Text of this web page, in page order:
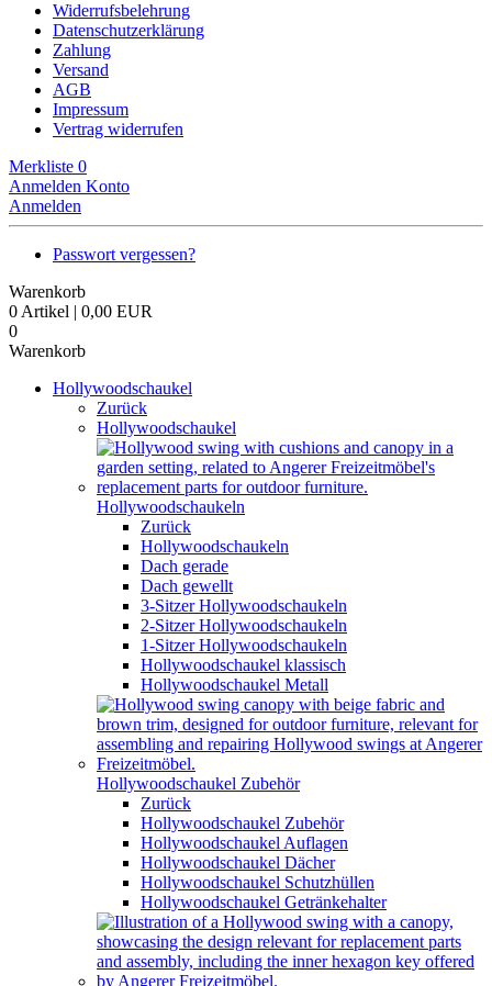
Widerrufsbelehrung
Datenschutzerklärung
Zahlung
Versand
AGB
Impressum
Vertrag widerrufen
Merkliste 0
Anmelden Konto
Anmelden
Passwort vergessen?
Warenkorb
0 Artikel | 0,00 EUR
0
Warenkorb
Hollywoodschaukel
Zurück
Hollywoodschaukel
Hollywoodschaukeln
Zurück
Hollywoodschaukeln
Dach gerade
Dach gewellt
3-Sitzer Hollywoodschaukeln
2-Sitzer Hollywoodschaukeln
1-Sitzer Hollywoodschaukeln
Hollywoodschaukel klassisch
Hollywoodschaukel Metall
Hollywoodschaukel Zubehör
Zurück
Hollywoodschaukel Zubehör
Hollywoodschaukel Auflagen
Hollywoodschaukel Dächer
Hollywoodschaukel Schutzhüllen
Hollywoodschaukel Getränkehalter